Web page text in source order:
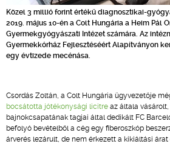
Közel 3 millió forint értékű diagnosztikai-
2019. május 10-én a Colt Hungária a Heim Pál
Gyermekgyógyászati Intézet számára. Az
Gyermekkórház Fejlesztéséért Alapítványon
egy évtizede mecénása.
Csordás Zoltán, a Colt Hungária ügyvezetője
bocsátotta jótékonysági licitre az általa vásárolt,
bajnokcsapatának tagjai által dedikált FC
befolyó bevételből a cég egy fiberoszkóp
árverés lezárult, de nem érkezett a kikiáltási